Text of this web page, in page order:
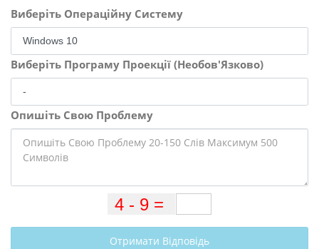
Виберіть Операційну Систему
Виберіть Програму Проекції (Необов'Язково)
Опишіть Свою Проблему
Отримати Відповідь